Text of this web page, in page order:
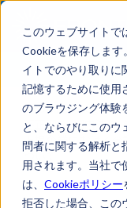
このウェブサイトで
Cookieを保存しま
イトでのやり取りに
記憶するために使用
のブラウジング体験
と、ならびにこのウ
問者に関する解析と
用されます。当社で
は、 Cookieポリシー
拒否した場合、この
LegalTech AI Top
FRONTEO Legal
不正調査,国内法務,
上場企業における
ついて